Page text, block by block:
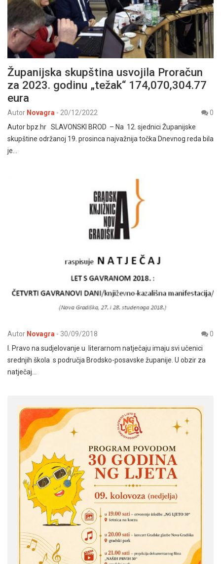
Županijska skupština usvojila Proračun
za 2023. godinu „težak“ 174,070,304.77
eura
Autor Novagra - 20/12/2022
0
Autor bpz.hr SLAVONSKI BROD – Na 12. sjednici Županijske
skupštine održanoj 19. prosinca najvažnija točka Dnevnog reda bila
je…
Autor Novagra - 30/09/2018
0
I. Pravo na sudjelovanje u literarnom natječaju imaju svi učenici
srednjih škola s područja Brodsko-posavske županije. U obzir za
natječaj…